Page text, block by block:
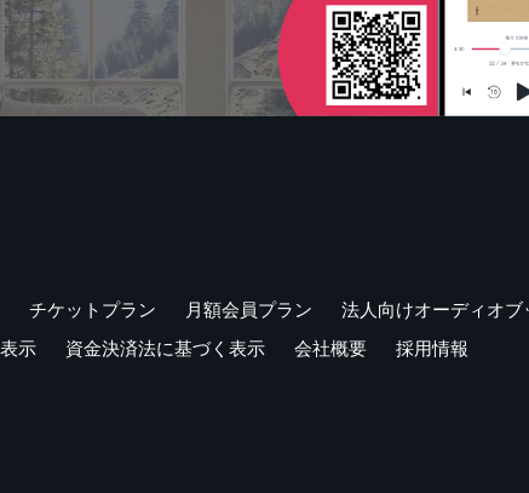
チケットプラン 月額会員プラン
法人向けオーディオブ
示 資金決済法に基づく表示 会社概要 採用情報